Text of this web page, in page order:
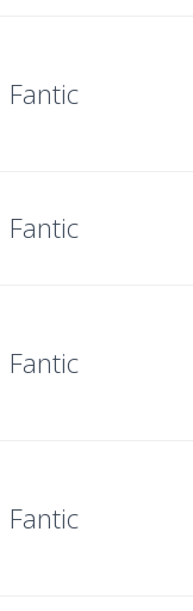
Fantic
Fantic
Fantic
Fantic